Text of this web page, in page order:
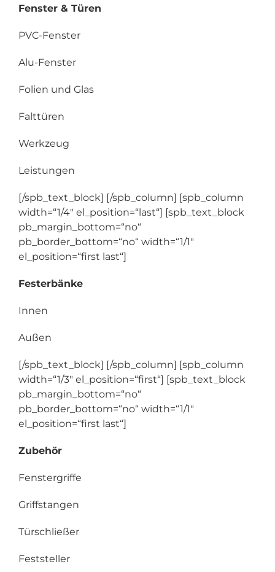
Fenster & Türen
PVC-Fenster
Alu-Fenster
Folien und Glas
Falttüren
Werkzeug
Leistungen
[/spb_text_block] [/spb_column] [spb_column
width=“1/4″ el_position=“last“] [spb_text_block
pb_margin_bottom=“no“
pb_border_bottom=“no“ width=“1/1″
el_position=“first last“]
Festerbänke
Innen
Außen
[/spb_text_block] [/spb_column] [spb_column
width=“1/3″ el_position=“first“] [spb_text_block
pb_margin_bottom=“no“
pb_border_bottom=“no“ width=“1/1″
el_position=“first last“]
Zubehör
Fenstergriffe
Griffstangen
Türschließer
Feststeller